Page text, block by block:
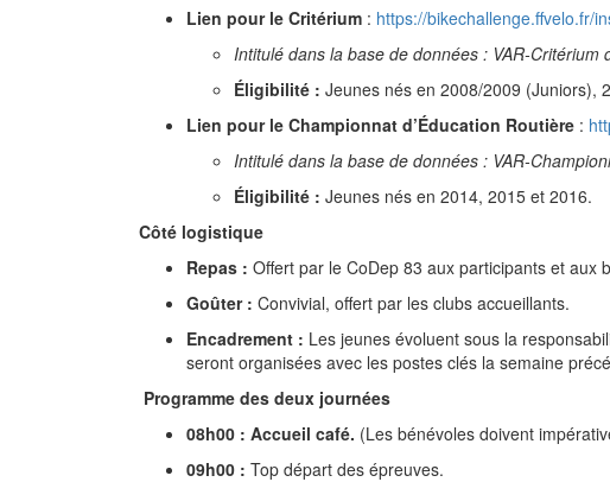
Lien pour le Critérium : https://bikechallenge.ffvelo.fr/
Intitulé dans la base de données : VAR-Critérium
Éligibilité : Jeunes nés en 2008/2009 (Juniors),
Lien pour le Championnat d’Éducation Routière :
Intitulé dans la base de données : VAR-
Éligibilité : Jeunes nés en 2014, 2015 et 2016.
Côté logistique
Repas : Offert par le CoDep 83 aux participants et aux
Goûter : Convivial, offert par les clubs accueillants.
Encadrement : Les jeunes évoluent sous la
seront organisées avec les postes clés la semaine
Programme des deux journées
08h00 : Accueil café. (Les bénévoles doivent
09h00 : Top départ des épreuves.